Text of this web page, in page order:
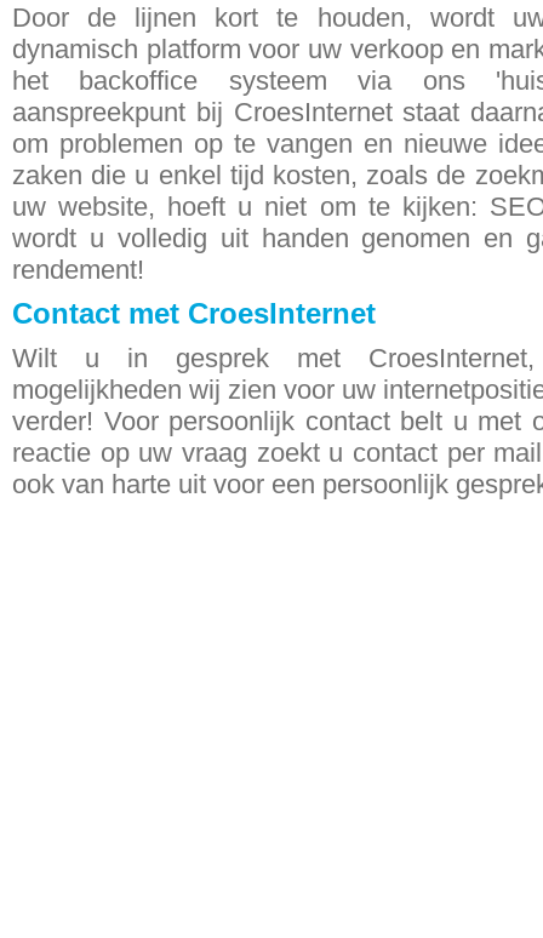
Door de lijnen kort te houden, wordt
dynamisch platform voor uw verkoop en
het backoffice systeem via ons
aanspreekpunt bij CroesInternet staat
om problemen op te vangen en nieuwe
zaken die u enkel tijd kosten, zoals de
uw website, hoeft u niet om te kijken:
wordt u volledig uit handen genomen en
rendement!
Contact met CroesInternet
Wilt u in gesprek met
mogelijkheden wij zien voor uw
verder! Voor persoonlijk contact belt u met
reactie op uw vraag zoekt u contact per
ook van harte uit voor een persoonlijk